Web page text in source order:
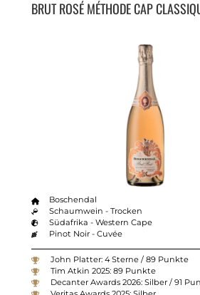
BRUT ROSÉ MÉTHODE CAP
Boschendal
Schaumwein - Trocken
Südafrika - Western Cape
Pinot Noir - Cuvée
John Platter: 4 Sterne / 89 Punkte
Tim Atkin 2025: 89 Punkte
Decanter Awards 2026: Silber / 91